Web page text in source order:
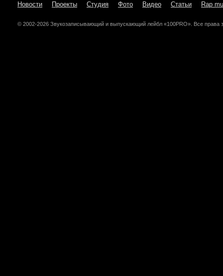
Новости Проекты Студия Фото Видео Статьи Rap
© 2002-2026 Звукозаписывающий и выпускающий лейбл «100PRO». Все